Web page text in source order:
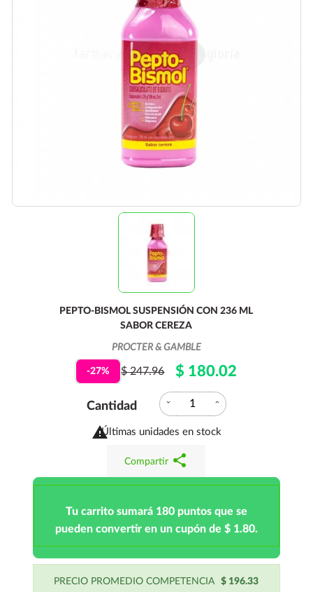
PEPTO-BISMOL SUSPENSIÓN CON 236 ML
SABOR CEREZA
PROCTER & GAMBLE
-27% $ 247.96 $ 180.02
Cantidad expand_more expand_less

Últimas unidades en stock
Compartir share
Tu carrito sumará 180 puntos que se
pueden convertir en un cupón de $ 1.80.
PRECIO PROMEDIO COMPETENCIA
$ 196.33